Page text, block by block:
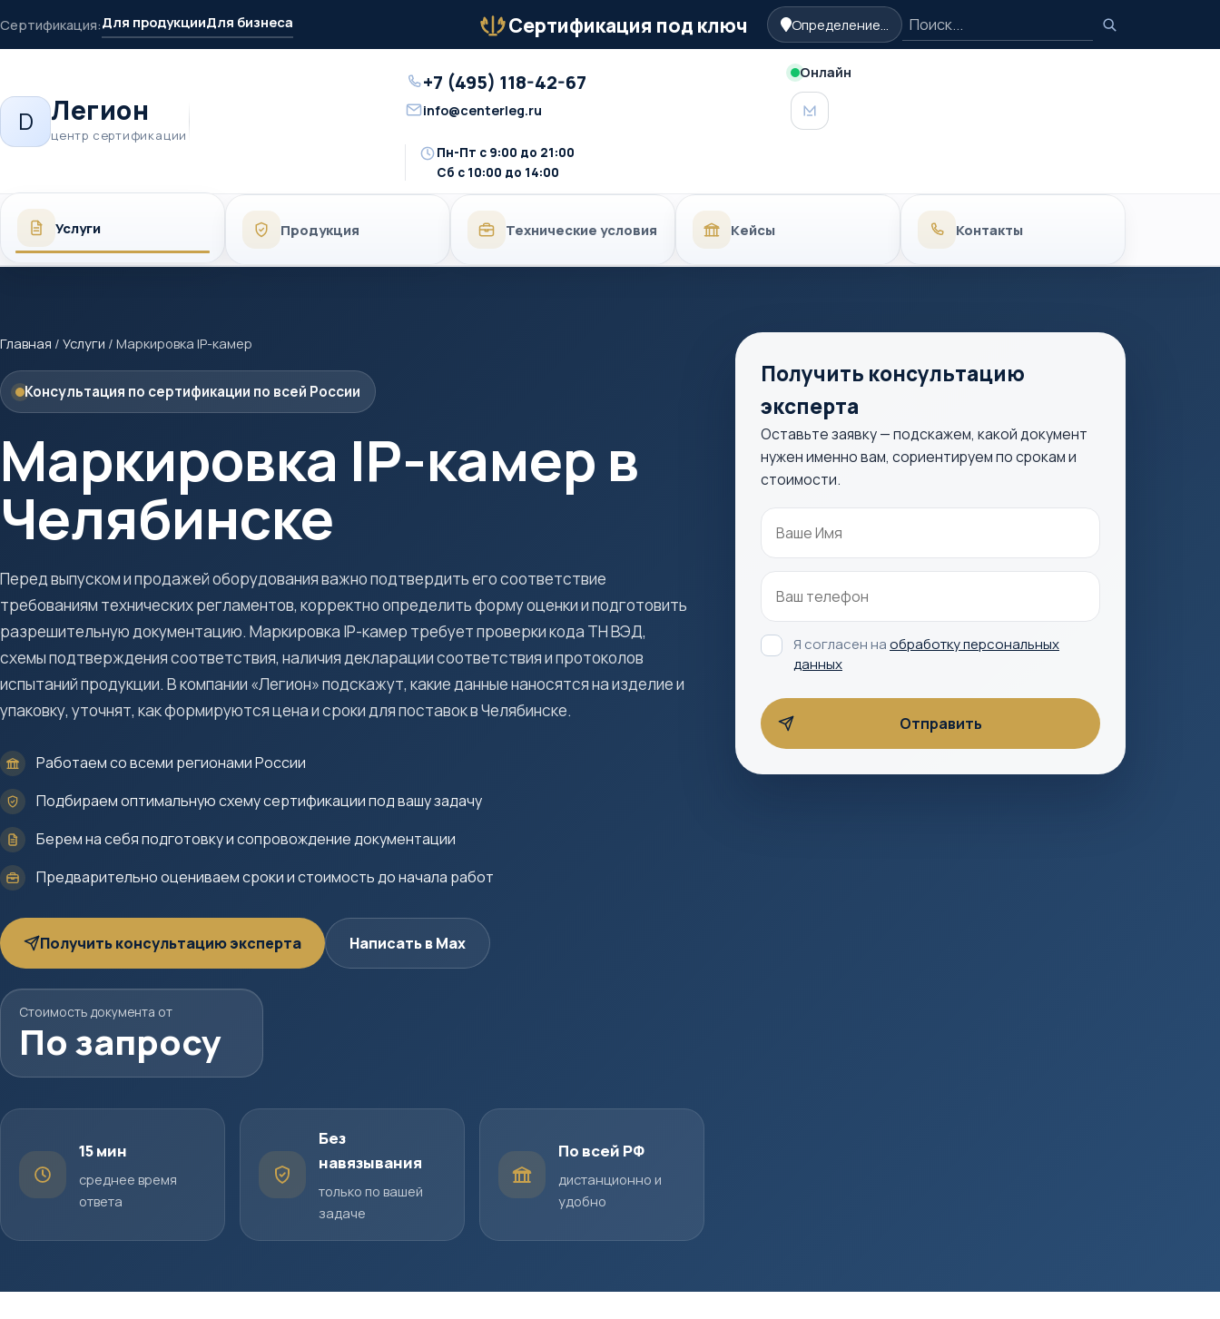
Сертификация:Для продукцииДля бизнеса
Бейдж
Сертификация под ключ Определение... Поиск
Поиск
D Легион
центр сертификации
Телефон
+7 (495) 118-42-67
Email
info@centerleg.ru
Онлайн
MAX
Время
работы
Пн-Пт с 9:00 до 21:00
Сб с 10:00 до 14:00
Услуги Продукция Технические условия Кейсы Контакты
Главная / Услуги / Маркировка IP-камер
Консультация по сертификации по всей России
Маркировка IP-камер в
Челябинске
Перед выпуском и продажей оборудования важно подтвердить его соответствие
требованиям технических регламентов, корректно определить форму оценки и подготовить
разрешительную документацию. Маркировка IP-камер требует проверки кода ТН ВЭД,
схемы подтверждения соответствия, наличия декларации соответствия и протоколов
испытаний продукции. В компании «Легион» подскажут, какие данные наносятся на изделие и
упаковку, уточнят, как формируются цена и сроки для поставок в Челябинске.
Работаем со всеми регионами России
Подбираем оптимальную схему сертификации под вашу задачу
Берем на себя подготовку и сопровождение документации
Предварительно оцениваем сроки и стоимость до начала работ
Получить консультацию эксперта Написать в Max
Стоимость документа от
По запросу
15 мин
среднее время
ответа
Без
навязывания
только по вашей
задаче
По всей РФ
дистанционно и
удобно
Получить консультацию
эксперта
Оставьте заявку — подскажем, какой документ
нужен именно вам, сориентируем по срокам и
стоимости.
Я согласен наобработку персональных
данных